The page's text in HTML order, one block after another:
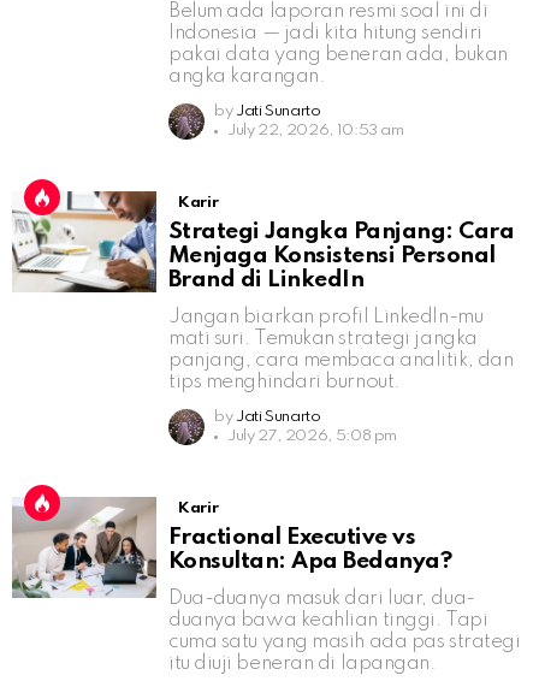
Belum ada laporan resmi soal ini di
Indonesia — jadi kita hitung sendiri
pakai data yang beneran ada, bukan
angka karangan.
by Jati Sunarto
July 22, 2026, 10:53 am
Karir
Strategi Jangka Panjang: Cara
Menjaga Konsistensi Personal
Brand di LinkedIn
Jangan biarkan profil LinkedIn-mu
mati suri. Temukan strategi jangka
panjang, cara membaca analitik, dan
tips menghindari burnout.
by Jati Sunarto
July 27, 2026, 5:08 pm
Karir
Fractional Executive vs
Konsultan: Apa Bedanya?
Dua-duanya masuk dari luar, dua-
duanya bawa keahlian tinggi. Tapi
cuma satu yang masih ada pas strategi
itu diuji beneran di lapangan.